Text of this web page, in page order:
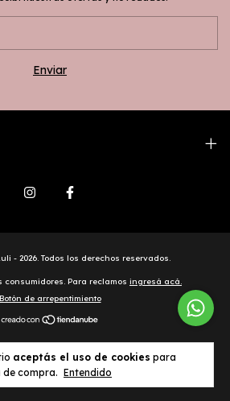
aceptás el uso de cookies para
compra. Entendido
- 2026. Todos los derechos reservados.
consumidores. Para reclamos ingresá acá.
Botón de arrepentimiento